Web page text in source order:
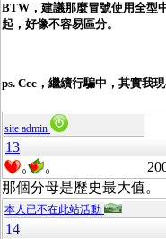
BTW，建議那麼冒號使用全型
起，好像不容易區分。
ps. Ccc，繼續行騙中，其實我
site admin
13
0 0
那個分母是歷史最大值。
本人已不在此站活動
14